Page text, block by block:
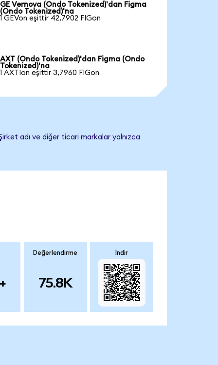
GE Vernova (Ondo Tokenized)'dan Figma
(Ondo Tokenized)'na
1 GEVon eşittir 42,7902 FIGon
AXT (Ondo Tokenized)'dan Figma (Ondo
Tokenized)'na
1 AXTIon eşittir 3,7960 FIGon
adı ve diğer ticari markalar yalnızca
Değerlendirme
75.8K
İndir